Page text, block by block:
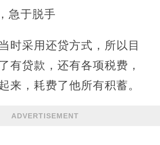
急于脱手
时采用还贷方式，所以目
有贷款，还有各项税费，
来，耗费了他所有积蓄。
ADVERTISEMENT